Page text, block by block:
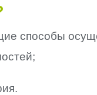
способы